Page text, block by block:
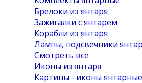
Брелоки из янтаря
Зажигалки с янтарем
Корабли из янтаря
Лампы, подсвечники
Смотреть все
Иконы из янтаря
Картины - иконы янтарные